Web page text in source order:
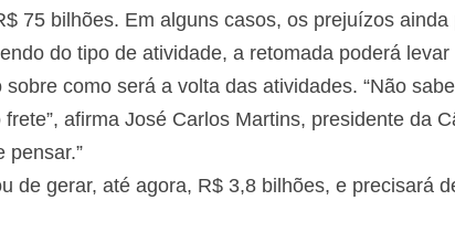
75 bilhões. Em alguns casos, os prejuízos
do tipo de atividade, a retomada poderá
como será a volta das atividades. “Não
afirma José Carlos Martins, presidente da
pensar.”
de gerar, até agora, R$ 3,8 bilhões, e precisará